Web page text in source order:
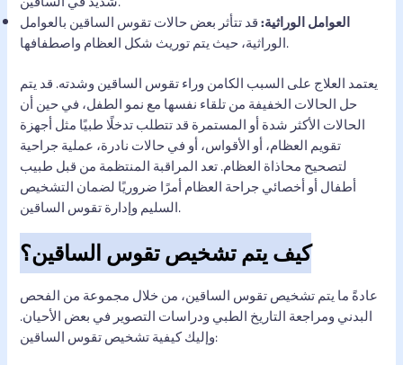
العوامل الوراثية:قد تتأثر بعض حالات تقوس الساقين بالعوامل
الوراثية، حيث يتم توريث شكل العظام واصطفافها.
يعتمد العلاج على السبب الكامن وراء تقوس الساقين وشدته. قد يتم
حل الحالات الخفيفة من تلقاء نفسها مع نمو الطفل، في حين أن
الحالات الأكثر شدة أو المستمرة قد تتطلب تدخلًا طبيًا مثل أجهزة
تقويم العظام، أو الأقواس، أو في حالات نادرة، عملية جراحية
لتصحيح محاذاة العظام. تعد المراقبة المنتظمة من قبل طبيب
أطفال أو أخصائي جراحة العظام أمرًا ضروريًا لضمان التشخيص
السليم وإدارة تقوس الساقين.
كيف يتم تشخيص تقوس الساقين؟
عادةً ما يتم تشخيص تقوس الساقين، من خلال مجموعة من الفحص
البدني ومراجعة التاريخ الطبي ودراسات التصوير في بعض الأحيان.
وإليك كيفية تشخيص تقوس الساقين: